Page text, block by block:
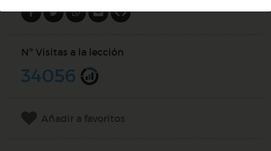
Nº Visitas a la lección
34056
Añadir a favoritos